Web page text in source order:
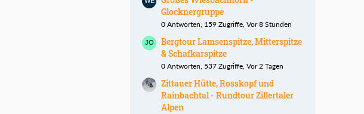
Glocknergruppe
0 Antworten, 159 Zugriffe, Vor 8 Stunden
Bergtour Lamsenspitze, Mitterspitze
& Schafkarspitze
0 Antworten, 537 Zugriffe, Vor 2 Tagen
Zittauer Hütte, Rosskopf und
Rainbachtal - Rundtour Zillertaler
Alpen